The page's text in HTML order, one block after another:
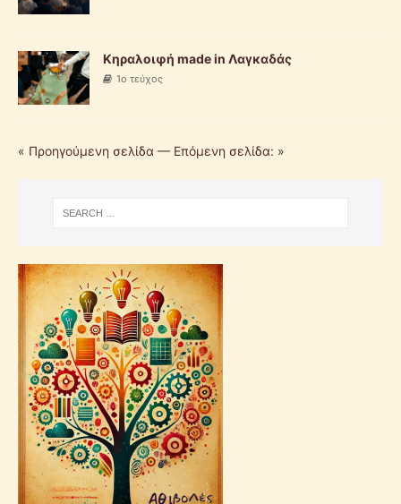
Κηραλοιφή made in Λαγκαδάς
1ο τεύχος
« Προηγούμενη σελίδα — Επόμενη σελίδα: »